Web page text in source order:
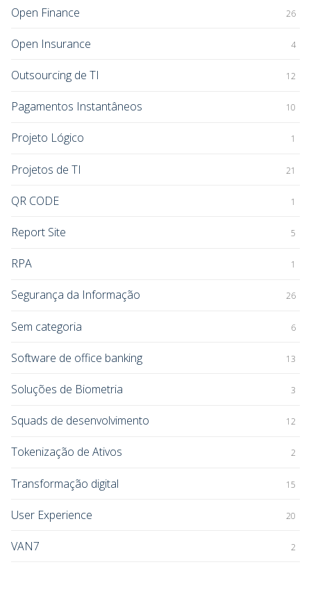
Open Finance 26
Open Insurance 4
Outsourcing de TI 12
Pagamentos Instantâneos 10
Projeto Lógico 1
Projetos de TI 21
QR CODE 1
Report Site 5
RPA 1
Segurança da Informação 26
Sem categoria 6
Software de office banking 13
Soluções de Biometria 3
Squads de desenvolvimento 12
Tokenização de Ativos 2
Transformação digital 15
User Experience 20
VAN7 2